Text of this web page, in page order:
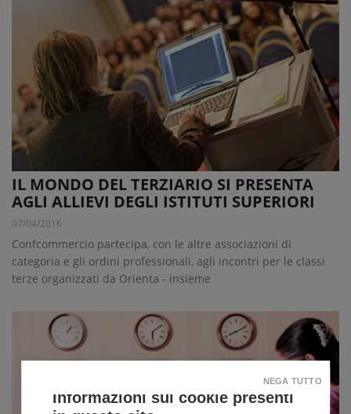
IL MONDO DEL TERZIARIO SI PRESENTA
AGLI ALLIEVI DEGLI ISTITUTI SUPERIORI
07/04/2016
Confcommercio partecipa, con le altre associazioni di
categoria e gli ordini professionali, agli incontri per le classi
terze organizzati da Orienta - insieme
Informazioni sui cookie presenti
NEGA TUTTO